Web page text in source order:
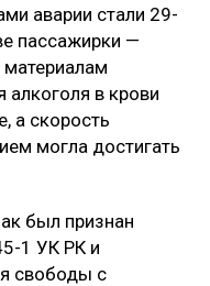
аварии стали 29-
пассажирки —
алкоголя в крови
а скорость
могла достигать
был признан
1 УК РК и
свободы с